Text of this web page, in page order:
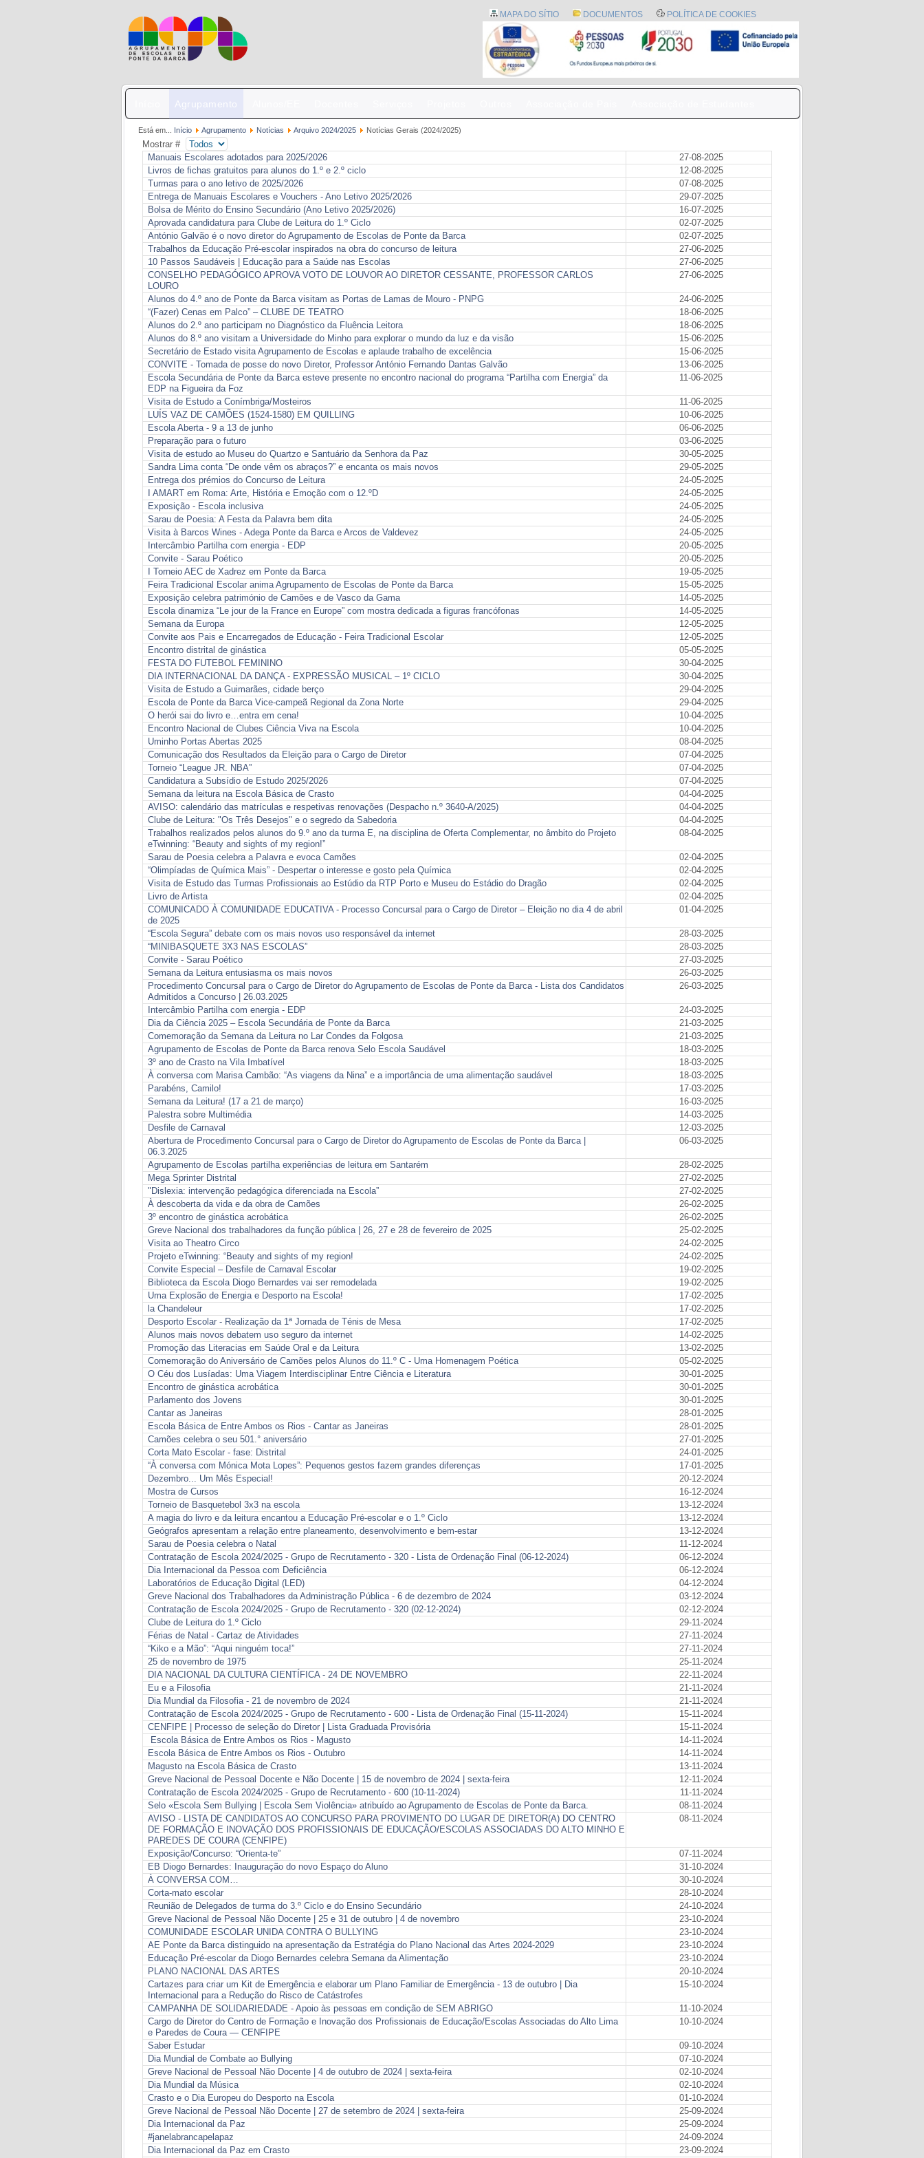
MAPA DO SÍTIO DOCUMENTOS POLÍTICA DE COOKIES
Agrupamento
Está em... Início Agrupamento Notícias Arquivo 2024/2025 Notícias Gerais (2024/2025)
Mostrar #
Manuais Escolares adotados para 2025/2026
27-08-2025
Livros de fichas gratuitos para alunos do 1.º e 2.º ciclo
12-08-2025
Turmas para o ano letivo de 2025/2026
07-08-2025
Entrega de Manuais Escolares e Vouchers - Ano Letivo 2025/2026
29-07-2025
Bolsa de Mérito do Ensino Secundário (Ano Letivo 2025/2026)
16-07-2025
Aprovada candidatura para Clube de Leitura do 1.º Ciclo
02-07-2025
António Galvão é o novo diretor do Agrupamento de Escolas de Ponte da Barca
02-07-2025
Trabalhos da Educação Pré-escolar inspirados na obra do concurso de leitura
27-06-2025
10 Passos Saudáveis | Educação para a Saúde nas Escolas
27-06-2025
CONSELHO PEDAGÓGICO APROVA VOTO DE LOUVOR AO DIRETOR CESSANTE, PROFESSOR CARLOS
LOURO
27-06-2025
Alunos do 4.º ano de Ponte da Barca visitam as Portas de Lamas de Mouro - PNPG
24-06-2025
“(Fazer) Cenas em Palco” – CLUBE DE TEATRO
18-06-2025
Alunos do 2.º ano participam no Diagnóstico da Fluência Leitora
18-06-2025
Alunos do 8.º ano visitam a Universidade do Minho para explorar o mundo da luz e da visão
15-06-2025
Secretário de Estado visita Agrupamento de Escolas e aplaude trabalho de excelência
15-06-2025
CONVITE - Tomada de posse do novo Diretor, Professor António Fernando Dantas Galvão
13-06-2025
Escola Secundária de Ponte da Barca esteve presente no encontro nacional do programa “Partilha com Energia” da
EDP na Figueira da Foz
11-06-2025
Visita de Estudo a Conímbriga/Mosteiros
11-06-2025
LUÍS VAZ DE CAMÕES (1524-1580) EM QUILLING
10-06-2025
Escola Aberta - 9 a 13 de junho
06-06-2025
Preparação para o futuro
03-06-2025
Visita de estudo ao Museu do Quartzo e Santuário da Senhora da Paz
30-05-2025
Sandra Lima conta “De onde vêm os abraços?” e encanta os mais novos
29-05-2025
Entrega dos prémios do Concurso de Leitura
24-05-2025
I AMART em Roma: Arte, História e Emoção com o 12.ºD
24-05-2025
Exposição - Escola inclusiva
24-05-2025
Sarau de Poesia: A Festa da Palavra bem dita
24-05-2025
Visita à Barcos Wines - Adega Ponte da Barca e Arcos de Valdevez
24-05-2025
Intercâmbio Partilha com energia - EDP
20-05-2025
Convite - Sarau Poético
20-05-2025
I Torneio AEC de Xadrez em Ponte da Barca
19-05-2025
Feira Tradicional Escolar anima Agrupamento de Escolas de Ponte da Barca
15-05-2025
Exposição celebra património de Camões e de Vasco da Gama
14-05-2025
Escola dinamiza “Le jour de la France en Europe” com mostra dedicada a figuras francófonas
14-05-2025
Semana da Europa
12-05-2025
Convite aos Pais e Encarregados de Educação - Feira Tradicional Escolar
12-05-2025
Encontro distrital de ginástica
05-05-2025
FESTA DO FUTEBOL FEMININO
30-04-2025
DIA INTERNACIONAL DA DANÇA - EXPRESSÃO MUSICAL – 1º CICLO
30-04-2025
Visita de Estudo a Guimarães, cidade berço
29-04-2025
Escola de Ponte da Barca Vice-campeã Regional da Zona Norte
29-04-2025
O herói sai do livro e…entra em cena!
10-04-2025
Encontro Nacional de Clubes Ciência Viva na Escola
10-04-2025
Uminho Portas Abertas 2025
08-04-2025
Comunicação dos Resultados da Eleição para o Cargo de Diretor
07-04-2025
Torneio “League JR. NBA”
07-04-2025
Candidatura a Subsídio de Estudo 2025/2026
07-04-2025
Semana da leitura na Escola Básica de Crasto
04-04-2025
AVISO: calendário das matrículas e respetivas renovações (Despacho n.º 3640-A/2025)
04-04-2025
Clube de Leitura: "Os Três Desejos" e o segredo da Sabedoria
04-04-2025
Trabalhos realizados pelos alunos do 9.º ano da turma E, na disciplina de Oferta Complementar, no âmbito do Projeto
eTwinning: “Beauty and sights of my region!”
08-04-2025
Sarau de Poesia celebra a Palavra e evoca Camões
02-04-2025
“Olimpíadas de Química Mais” - Despertar o interesse e gosto pela Química
02-04-2025
Visita de Estudo das Turmas Profissionais ao Estúdio da RTP Porto e Museu do Estádio do Dragão
02-04-2025
Livro de Artista
02-04-2025
COMUNICADO À COMUNIDADE EDUCATIVA - Processo Concursal para o Cargo de Diretor – Eleição no dia 4 de abril
de 2025
01-04-2025
“Escola Segura” debate com os mais novos uso responsável da internet
28-03-2025
“MINIBASQUETE 3X3 NAS ESCOLAS”
28-03-2025
Convite - Sarau Poético
27-03-2025
Semana da Leitura entusiasma os mais novos
26-03-2025
Procedimento Concursal para o Cargo de Diretor do Agrupamento de Escolas de Ponte da Barca - Lista dos Candidatos
Admitidos a Concurso | 26.03.2025
26-03-2025
Intercâmbio Partilha com energia - EDP
24-03-2025
Dia da Ciência 2025 – Escola Secundária de Ponte da Barca
21-03-2025
Comemoração da Semana da Leitura no Lar Condes da Folgosa
21-03-2025
Agrupamento de Escolas de Ponte da Barca renova Selo Escola Saudável
18-03-2025
3º ano de Crasto na Vila Imbatível
18-03-2025
À conversa com Marisa Cambão: “As viagens da Nina” e a importância de uma alimentação saudável
18-03-2025
Parabéns, Camilo!
17-03-2025
Semana da Leitura! (17 a 21 de março)
16-03-2025
Palestra sobre Multimédia
14-03-2025
Desfile de Carnaval
12-03-2025
Abertura de Procedimento Concursal para o Cargo de Diretor do Agrupamento de Escolas de Ponte da Barca |
06.3.2025
06-03-2025
Agrupamento de Escolas partilha experiências de leitura em Santarém
28-02-2025
Mega Sprinter Distrital
27-02-2025
"Dislexia: intervenção pedagógica diferenciada na Escola”
27-02-2025
À descoberta da vida e da obra de Camões
26-02-2025
3º encontro de ginástica acrobática
26-02-2025
Greve Nacional dos trabalhadores da função pública | 26, 27 e 28 de fevereiro de 2025
25-02-2025
Visita ao Theatro Circo
24-02-2025
Projeto eTwinning: “Beauty and sights of my region!
24-02-2025
Convite Especial – Desfile de Carnaval Escolar
19-02-2025
Biblioteca da Escola Diogo Bernardes vai ser remodelada
19-02-2025
Uma Explosão de Energia e Desporto na Escola!
17-02-2025
la Chandeleur
17-02-2025
Desporto Escolar - Realização da 1ª Jornada de Ténis de Mesa
17-02-2025
Alunos mais novos debatem uso seguro da internet
14-02-2025
Promoção das Literacias em Saúde Oral e da Leitura
13-02-2025
Comemoração do Aniversário de Camões pelos Alunos do 11.º C - Uma Homenagem Poética
05-02-2025
O Céu dos Lusíadas: Uma Viagem Interdisciplinar Entre Ciência e Literatura
30-01-2025
Encontro de ginástica acrobática
30-01-2025
Parlamento dos Jovens
30-01-2025
Cantar as Janeiras
28-01-2025
Escola Básica de Entre Ambos os Rios - Cantar as Janeiras
28-01-2025
Camões celebra o seu 501.° aniversário
27-01-2025
Corta Mato Escolar - fase: Distrital
24-01-2025
“À conversa com Mónica Mota Lopes”: Pequenos gestos fazem grandes diferenças
17-01-2025
Dezembro... Um Mês Especial!
20-12-2024
Mostra de Cursos
16-12-2024
Torneio de Basquetebol 3x3 na escola
13-12-2024
A magia do livro e da leitura encantou a Educação Pré-escolar e o 1.º Ciclo
13-12-2024
Geógrafos apresentam a relação entre planeamento, desenvolvimento e bem-estar
13-12-2024
Sarau de Poesia celebra o Natal
11-12-2024
Contratação de Escola 2024/2025 - Grupo de Recrutamento - 320 - Lista de Ordenação Final (06-12-2024)
06-12-2024
Dia Internacional da Pessoa com Deficiência
06-12-2024
Laboratórios de Educação Digital (LED)
04-12-2024
Greve Nacional dos Trabalhadores da Administração Pública - 6 de dezembro de 2024
03-12-2024
Contratação de Escola 2024/2025 - Grupo de Recrutamento - 320 (02-12-2024)
02-12-2024
Clube de Leitura do 1.º Ciclo
29-11-2024
Férias de Natal - Cartaz de Atividades
27-11-2024
“Kiko e a Mão”: “Aqui ninguém toca!”
27-11-2024
25 de novembro de 1975
25-11-2024
DIA NACIONAL DA CULTURA CIENTÍFICA - 24 DE NOVEMBRO
22-11-2024
Eu e a Filosofia
21-11-2024
Dia Mundial da Filosofia - 21 de novembro de 2024
21-11-2024
Contratação de Escola 2024/2025 - Grupo de Recrutamento - 600 - Lista de Ordenação Final (15-11-2024)
15-11-2024
CENFIPE | Processo de seleção do Diretor | Lista Graduada Provisória
15-11-2024
Escola Básica de Entre Ambos os Rios - Magusto
14-11-2024
Escola Básica de Entre Ambos os Rios - Outubro
14-11-2024
Magusto na Escola Básica de Crasto
13-11-2024
Greve Nacional de Pessoal Docente e Não Docente | 15 de novembro de 2024 | sexta-feira
12-11-2024
Contratação de Escola 2024/2025 - Grupo de Recrutamento - 600 (10-11-2024)
11-11-2024
Selo «Escola Sem Bullying | Escola Sem Violência» atribuído ao​ Agrupamento de Escolas​ de Ponte da Barca.
08-11-2024
AVISO - LISTA DE CANDIDATOS AO CONCURSO PARA PROVIMENTO DO LUGAR DE DIRETOR(A) DO CENTRO
DE FORMAÇÃO E INOVAÇÃO DOS PROFISSIONAIS DE EDUCAÇÃO/ESCOLAS ASSOCIADAS DO ALTO MINHO E
PAREDES DE COURA (CENFIPE)
08-11-2024
Exposição/Concurso: “Orienta-te”
07-11-2024
EB Diogo Bernardes: Inauguração do novo Espaço do Aluno
31-10-2024
À CONVERSA COM…
30-10-2024
Corta-mato escolar
28-10-2024
Reunião de Delegados de turma do 3.º Ciclo e do Ensino Secundário
24-10-2024
Greve Nacional de Pessoal Não Docente | 25 e 31 de outubro | 4 de novembro
23-10-2024
COMUNIDADE ESCOLAR UNIDA CONTRA O BULLYING
23-10-2024
AE Ponte da Barca distinguido na apresentação da Estratégia do Plano Nacional das Artes 2024-2029
23-10-2024
Educação Pré-escolar da Diogo Bernardes celebra Semana da Alimentação
23-10-2024
PLANO NACIONAL DAS ARTES
20-10-2024
Cartazes para criar um Kit de Emergência e elaborar um Plano Familiar de Emergência - 13 de outubro | Dia
Internacional para a Redução do Risco de Catástrofes
15-10-2024
CAMPANHA DE SOLIDARIEDADE - Apoio às pessoas em condição de SEM ABRIGO
11-10-2024
Cargo de Diretor do Centro de Formação e Inovação dos Profissionais de Educação/Escolas Associadas do Alto Lima
e Paredes de Coura — CENFIPE
10-10-2024
Saber Estudar
09-10-2024
Dia Mundial de Combate ao Bullying
07-10-2024
Greve Nacional de Pessoal Não Docente | 4 de outubro de 2024 | sexta-feira
02-10-2024
Dia Mundial da Música
02-10-2024
Crasto e o Dia Europeu do Desporto na Escola
01-10-2024
Greve Nacional de Pessoal Não Docente | 27 de setembro de 2024 | sexta-feira
25-09-2024
Dia Internacional da Paz
25-09-2024
#janelabrancapelapaz
24-09-2024
Dia Internacional da Paz em Crasto
23-09-2024